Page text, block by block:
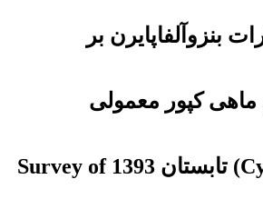
بنزوآلفاپایرن بر
ماهی کپور معمولی
(Cyprinus carpio) تابستان 1393 Survey of